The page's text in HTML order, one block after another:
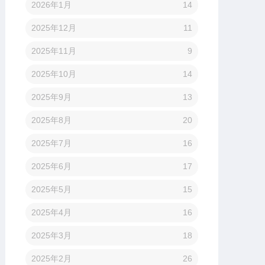
2026年1月 14
2025年12月 11
2025年11月 9
2025年10月 14
2025年9月 13
2025年8月 20
2025年7月 16
2025年6月 17
2025年5月 15
2025年4月 16
2025年3月 18
2025年2月 26